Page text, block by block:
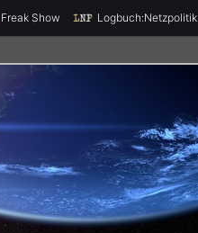
Freak Show Logbuch:Netzpolitik